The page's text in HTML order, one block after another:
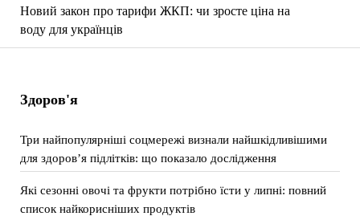
Новий закон про тарифи ЖКП: чи зросте ціна на
воду для українців
Здоров'я
Три найпопулярніші соцмережі визнали найшкідливішими
для здоров’я підлітків: що показало дослідження
Які сезонні овочі та фрукти потрібно їсти у липні: повний
список найкорисніших продуктів